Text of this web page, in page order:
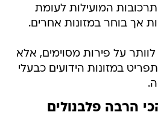
המועילות לעומת
אך בוחר במזונות אחרים.
על פירות מסוימים, אלא
במזונות הידועים כבעלי